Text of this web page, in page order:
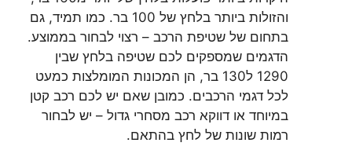
והזולות ביותר בלחץ של 100 בר. כמו תמיד, גם
בתחום של שטיפת הרכב – רצוי לבחור בממוצע.
הדגמים שמספקים לכם שטיפה בלחץ שבין
1290 ל130 בר, הן המכונות המומלצות כמעט
לכל דגמי הרכבים. כמובן שאם יש לכם רכב קטן
במיוחד או דווקא רכב מסחרי גדול – יש לבחור
רמות שונות של לחץ בהתאם.